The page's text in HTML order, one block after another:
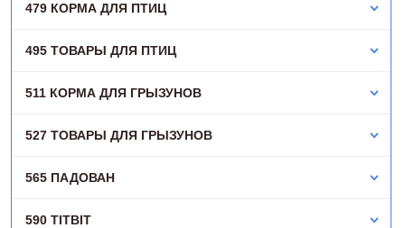
479 КОРМА ДЛЯ ПТИЦ
495 ТОВАРЫ ДЛЯ ПТИЦ
511 КОРМА ДЛЯ ГРЫЗУНОВ
527 ТОВАРЫ ДЛЯ ГРЫЗУНОВ
565 ПАДОВАН
590 TITBIT